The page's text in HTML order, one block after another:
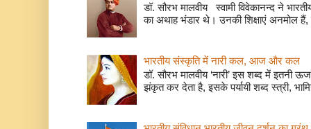
डॉ. सौरभ मालवीय स्वामी विवेकानन्द ने
का अथाह भंडार थे। उनकी शिक्षाएं अनमोल हैं,
भारतीय संस्कृति में नारी कल, आज और कल
डॉ. सौरभ मालवीय ‘नारी’ इस शब्द में इतनी
झंकृत कर देता है, इसके पर्यायी शब्द स्त्री,